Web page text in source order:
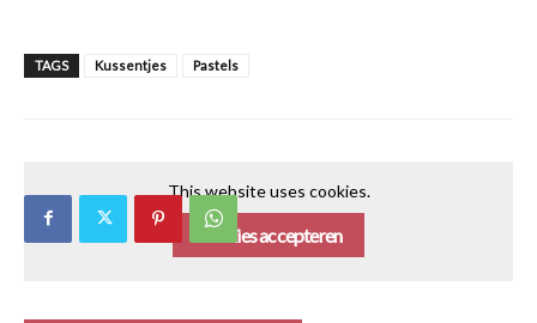
TAGS Kussentjes Pastels
This website uses cookies.
Cookies accepteren